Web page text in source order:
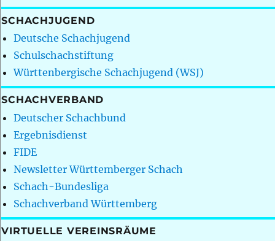
SCHACHJUGEND
Deutsche Schachjugend
Schulschachstiftung
Württenbergische Schachjugend (WSJ)
SCHACHVERBAND
Deutscher Schachbund
Ergebnisdienst
FIDE
Newsletter Württemberger Schach
Schach-Bundesliga
Schachverband Württemberg
VIRTUELLE VEREINSRÄUME